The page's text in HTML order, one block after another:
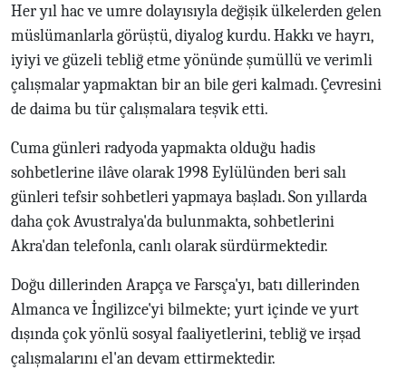
Her yıl hac ve umre dolayısıyla değişik ülkelerden gelen
müslümanlarla görüştü, diyalog kurdu. Hakkı ve hayrı,
iyiyi ve güzeli tebliğ etme yönünde şumüllü ve verimli
çalışmalar yapmaktan bir an bile geri kalmadı. Çevresini
de daima bu tür çalışmalara teşvik etti.
Cuma günleri radyoda yapmakta olduğu hadis
sohbetlerine ilâve olarak 1998 Eylülünden beri salı
günleri tefsir sohbetleri yapmaya başladı. Son yıllarda
daha çok Avustralya'da bulunmakta, sohbetlerini
Akra'dan telefonla, canlı olarak sürdürmektedir.
Doğu dillerinden Arapça ve Farsça'yı, batı dillerinden
Almanca ve İngilizce'yi bilmekte; yurt içinde ve yurt
dışında çok yönlü sosyal faaliyetlerini, tebliğ ve irşad
çalışmalarını el'an devam ettirmektedir.